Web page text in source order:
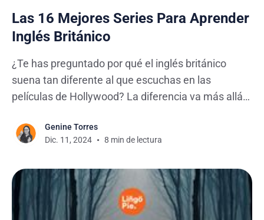
Las 16 Mejores Series Para Aprender
Inglés Británico
¿Te has preguntado por qué el inglés británico
suena tan diferente al que escuchas en las
películas de Hollywood? La diferencia va más allá
modismos únicos que solo los británicos
entienden. La mejor manera de dominarlo es
Genine Torres
Dic. 11, 2024
8 min de lectura